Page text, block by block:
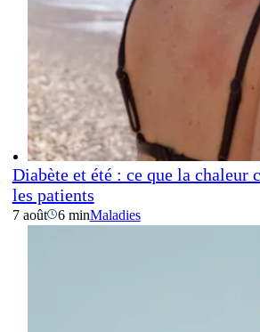
Diabète et été : ce que la chaleur
les patients
7 août 6 minMaladies